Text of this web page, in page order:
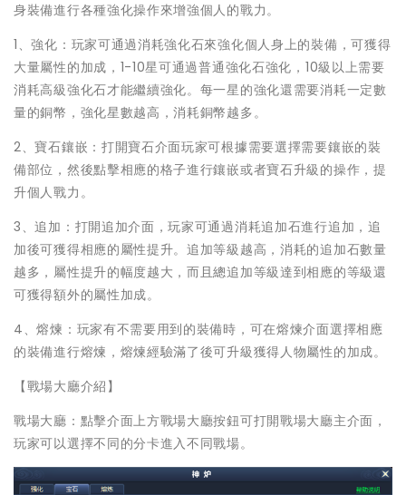
身裝備進行各種強化操作來增強個人的戰力。
1、強化：玩家可通過消耗強化石來強化個人身上的裝備，可獲得
大量屬性的加成，1-10星可通過普通強化石強化，10級以上需要
消耗高級強化石才能繼續強化。每一星的強化還需要消耗一定數
量的銅幣，強化星數越高，消耗銅幣越多。
2、寶石鑲嵌：打開寶石介面玩家可根據需要選擇需要鑲嵌的裝
備部位，然後點擊相應的格子進行鑲嵌或者寶石升級的操作，提
升個人戰力。
3、追加：打開追加介面，玩家可通過消耗追加石進行追加，追
加後可獲得相應的屬性提升。追加等級越高，消耗的追加石數量
越多，屬性提升的幅度越大，而且總追加等級達到相應的等級還
可獲得額外的屬性加成。
4、熔煉：玩家有不需要用到的裝備時，可在熔煉介面選擇相應
的裝備進行熔煉，熔煉經驗滿了後可升級獲得人物屬性的加成。
【戰場大廳介紹】
戰場大廳：點擊介面上方戰場大廳按鈕可打開戰場大廳主介面，
玩家可以選擇不同的分卡進入不同戰場。